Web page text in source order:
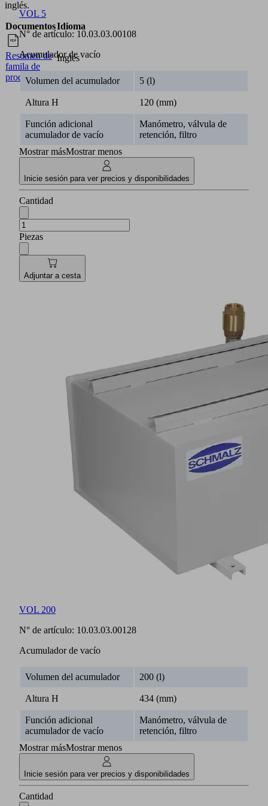
inglés.
DocumentosIdioma
Resumen de
famila de
productos
Inglés
VOL 5
N° de artículo: 10.03.03.00108
Acumulador de vacío
Volumen del acumulador 5 (l)
Altura H 120 (mm)
Función adicional
acumulador de vacío
Manómetro, válvula de
retención, filtro
Mostrar másMostrar menos
Inicie sesión para ver precios y disponibilidades
Cantidad
Piezas
Adjuntar a cesta
VOL 200
N° de artículo: 10.03.03.00128
Acumulador de vacío
Volumen del acumulador 200 (l)
Altura H 434 (mm)
Función adicional
acumulador de vacío
Manómetro, válvula de
retención, filtro
Mostrar másMostrar menos
Inicie sesión para ver precios y disponibilidades
Cantidad